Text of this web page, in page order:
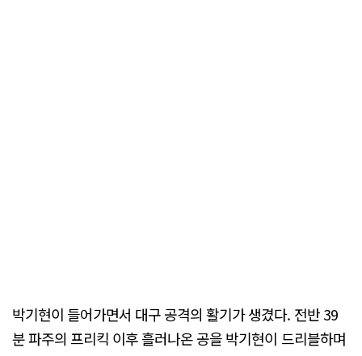
박기현이 들어가면서 대구 공격의 활기가 생겼다. 전반 39
분 파주의 프리킥 이후 흘러나온 공을 박기현이 드리블하며